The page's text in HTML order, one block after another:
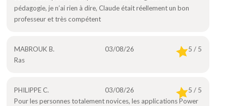
pédagogie, je n’ai rien à dire, Claude était réellement un bon
professeur et très compétent
MABROUK B. 03/08/26
5 / 5
Ras
PHILIPPE C. 03/08/26
5 / 5
Pour les personnes totalement novices, les applications Power